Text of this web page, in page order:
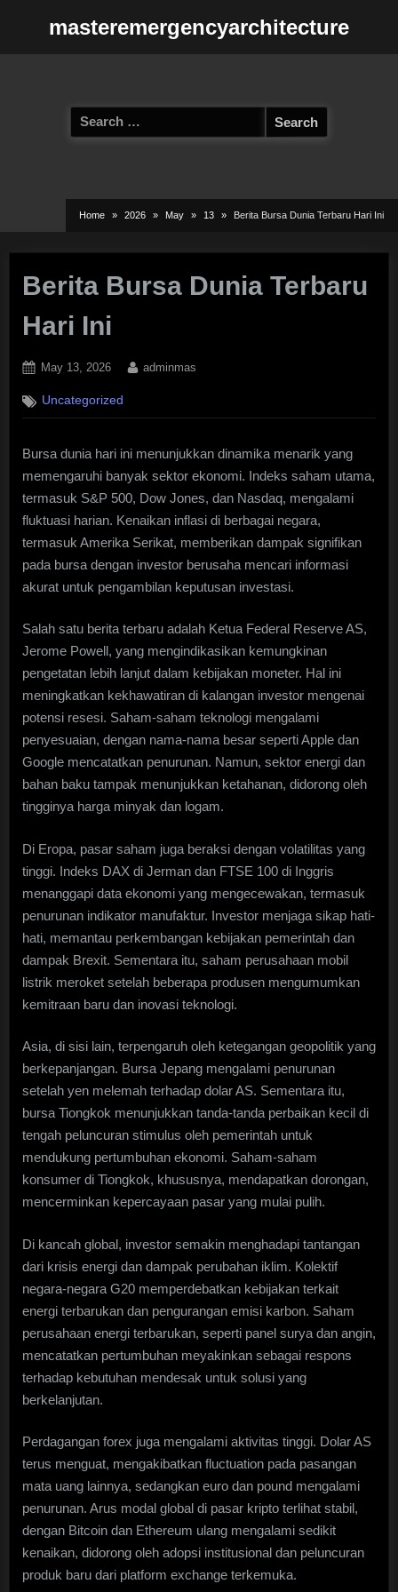
masteremergencyarchitecture
Search
for:
Home 2026 May 13 Berita Bursa Dunia Terbaru Hari Ini
Berita Bursa Dunia Terbaru
Hari Ini
Posted
May 13, 2026 By
adminmas
Uncategorized
Bursa dunia hari ini menunjukkan dinamika menarik yang
memengaruhi banyak sektor ekonomi. Indeks saham utama,
termasuk S&P 500, Dow Jones, dan Nasdaq, mengalami
fluktuasi harian. Kenaikan inflasi di berbagai negara,
termasuk Amerika Serikat, memberikan dampak signifikan
pada bursa dengan investor berusaha mencari informasi
akurat untuk pengambilan keputusan investasi.
Salah satu berita terbaru adalah Ketua Federal Reserve AS,
Jerome Powell, yang mengindikasikan kemungkinan
pengetatan lebih lanjut dalam kebijakan moneter. Hal ini
meningkatkan kekhawatiran di kalangan investor mengenai
potensi resesi. Saham-saham teknologi mengalami
penyesuaian, dengan nama-nama besar seperti Apple dan
Google mencatatkan penurunan. Namun, sektor energi dan
bahan baku tampak menunjukkan ketahanan, didorong oleh
tingginya harga minyak dan logam.
Di Eropa, pasar saham juga beraksi dengan volatilitas yang
tinggi. Indeks DAX di Jerman dan FTSE 100 di Inggris
menanggapi data ekonomi yang mengecewakan, termasuk
penurunan indikator manufaktur. Investor menjaga sikap hati-
hati, memantau perkembangan kebijakan pemerintah dan
dampak Brexit. Sementara itu, saham perusahaan mobil
listrik meroket setelah beberapa produsen mengumumkan
kemitraan baru dan inovasi teknologi.
Asia, di sisi lain, terpengaruh oleh ketegangan geopolitik yang
berkepanjangan. Bursa Jepang mengalami penurunan
setelah yen melemah terhadap dolar AS. Sementara itu,
bursa Tiongkok menunjukkan tanda-tanda perbaikan kecil di
tengah peluncuran stimulus oleh pemerintah untuk
mendukung pertumbuhan ekonomi. Saham-saham
konsumer di Tiongkok, khususnya, mendapatkan dorongan,
mencerminkan kepercayaan pasar yang mulai pulih.
Di kancah global, investor semakin menghadapi tantangan
dari krisis energi dan dampak perubahan iklim. Kolektif
negara-negara G20 memperdebatkan kebijakan terkait
energi terbarukan dan pengurangan emisi karbon. Saham
perusahaan energi terbarukan, seperti panel surya dan angin,
mencatatkan pertumbuhan meyakinkan sebagai respons
terhadap kebutuhan mendesak untuk solusi yang
berkelanjutan.
Perdagangan forex juga mengalami aktivitas tinggi. Dolar AS
terus menguat, mengakibatkan fluctuation pada pasangan
mata uang lainnya, sedangkan euro dan pound mengalami
penurunan. Arus modal global di pasar kripto terlihat stabil,
dengan Bitcoin dan Ethereum ulang mengalami sedikit
kenaikan, didorong oleh adopsi institusional dan peluncuran
produk baru dari platform exchange terkemuka.